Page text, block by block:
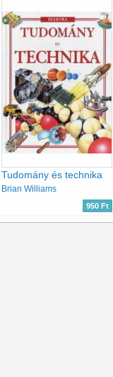
Tudomány és technika
Brian Williams
950 Ft